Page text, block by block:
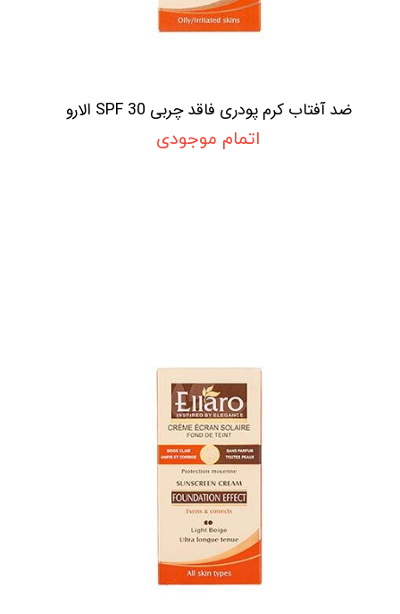
ضد آفتاب کرم پودری فاقد چربی SPF 30 الارو
اتمام موجودی